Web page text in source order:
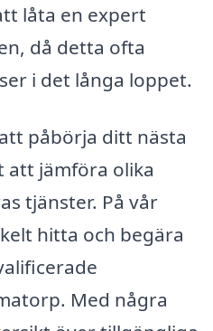
låta en expert
då detta ofta
i det långa loppet.
påbörja ditt nästa
jämföra olika
tjänster. På vår
hitta och begära
Med några